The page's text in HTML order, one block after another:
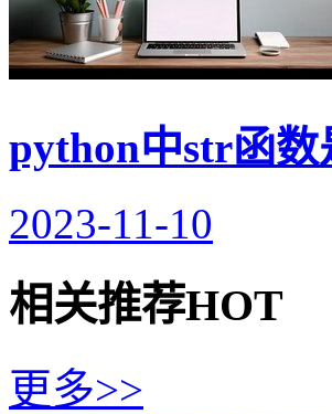
python中str函数
2023-11-10
相关推荐HOT
更多>>